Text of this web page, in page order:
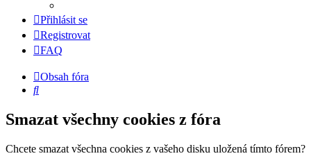
Přihlásit se
Registrovat
FAQ
Obsah fóra
Hledat
Smazat všechny cookies z fóra
Chcete smazat všechna cookies z vašeho disku uložená tímto fórem?